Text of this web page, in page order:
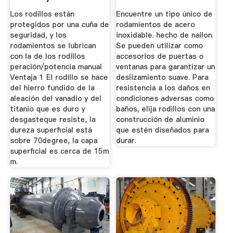
Molino De 2
Cauchos 9inch
Los rodillos están
protegidos por una cuña de
seguridad, y los
rodamientos se lubrican
con la de los rodillos
peración/potencia manual
Ventaja 1 El rodillo se hace
del hierro fundido de la
aleación del vanadio y del
titanio que es duro y
desgasteque resiste, la
dureza superficial está
sobre 70degree, la capa
superficial es cerca de 15m
m.
Acero Inoxidable ...
Encuentre un tipo único de
rodamientos de acero
inoxidable. hecho de nailon.
Se pueden utilizar como
accesorios de puertas o
ventanas para garantizar un
deslizamiento suave. Para
resistencia a los daños en
condiciones adversas como
baños, elija rodillos con una
construcción de aluminio
que estén diseñados para
durar.